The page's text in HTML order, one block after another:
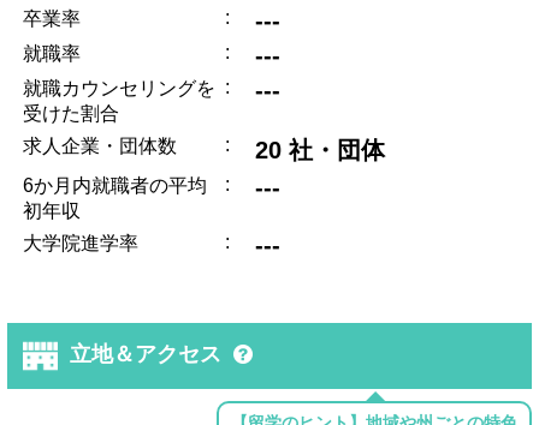
卒業率 : ---
就職率 : ---
就職カウンセリングを
受けた割合
: ---
求人企業・団体数 : 20 社・団体
6か月内就職者の平均
初年収
: ---
大学院進学率 : ---
立地＆アクセス